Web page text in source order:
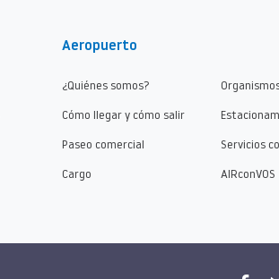
Aeropuerto
¿Quiénes somos?
Cómo llegar y cómo salir
Paseo comercial Servicios
Cargo AIRconVOS